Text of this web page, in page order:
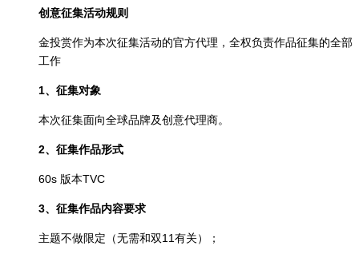
创意征集活动规则
金投赏作为本次征集活动的官方代理，全权负责作品征集的全部
工作
1、征集对象
本次征集面向全球品牌及创意代理商。
2、征集作品形式
60s 版本TVC
3、征集作品内容要求
主题不做限定（无需和双11有关）；